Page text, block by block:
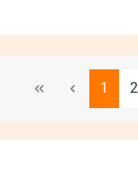
Seite
1 2